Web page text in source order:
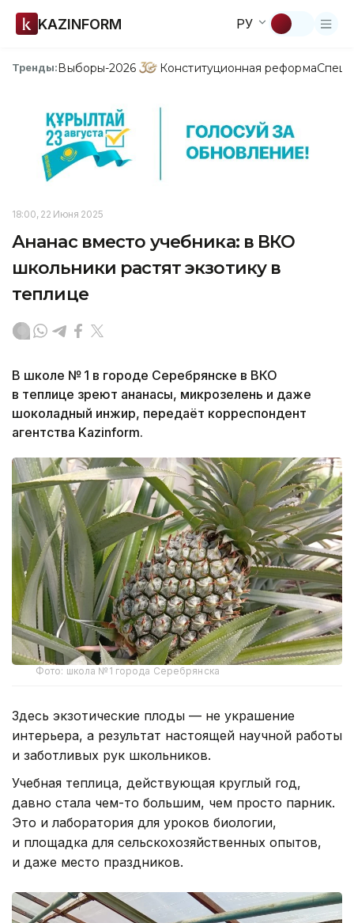
KAZINFORM РУ
Тренды:Выборы-2026 Конституционная реформа
18:00, 22 Июня 2025
Ананас вместо учебника: в ВКО
школьники растят экзотику в
теплице
В школе № 1 в городе Серебрянске в ВКО
в теплице зреют ананасы, микрозелень и даже
шоколадный инжир, передаёт корреспондент
агентства Kazinform.
Фото: школа №1 города Серебрянска
Здесь экзотические плоды — не украшение
интерьера, а результат настоящей научной работы
и заботливых рук школьников.
Учебная теплица, действующая круглый год,
давно стала чем-то большим, чем просто парник.
Это и лаборатория для уроков биологии,
и площадка для сельскохозяйственных опытов,
и даже место праздников.